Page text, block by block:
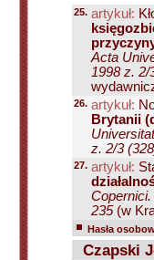
25. artykuł:
Acta
1998 z. 2/
26. artykuł:
Brytanii
z. 2/3
27. artykuł:
235(w
Hasła
Czapski